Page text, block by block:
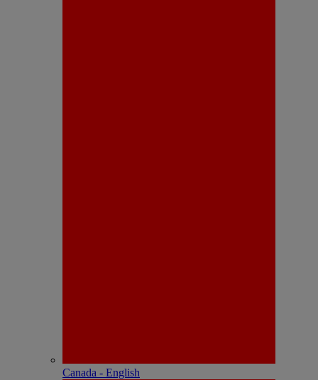
Canada - English